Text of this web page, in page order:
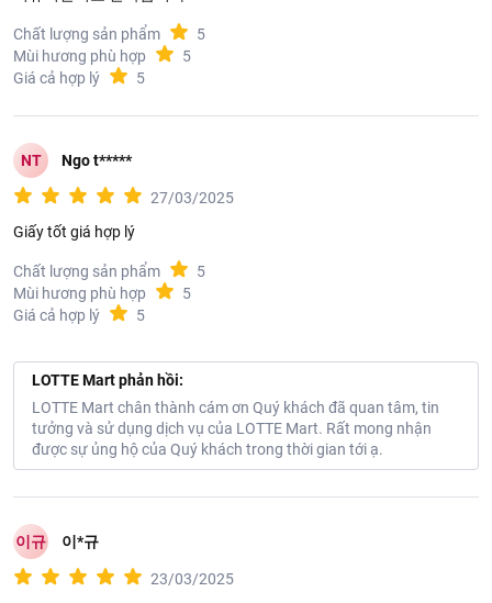
Chất lượng sản phẩm
5
Mùi hương phù hợp
5
Giá cả hợp lý
5
NT Ngo t*****
27/03/2025
Giấy tốt giá hợp lý
Chất lượng sản phẩm
5
Mùi hương phù hợp
5
Giá cả hợp lý
5
LOTTE Mart phản hồi:
LOTTE Mart chân thành cám ơn Quý khách đã quan tâm, tin
tưởng và sử dụng dịch vụ của LOTTE Mart. Rất mong nhận
được sự ủng hộ của Quý khách trong thời gian tới ạ.
이규 이*규
23/03/2025